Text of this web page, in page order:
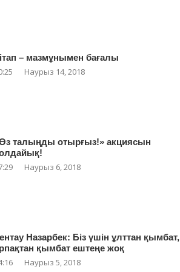
– мазмұнымен бағалы
Наурыз 14, 2018
талыңды отырғыз!» акциясын
Наурыз 6, 2018
Назарбек: Біз үшін ұлттан қымбат,
қымбат ештеңе жоқ
Наурыз 5, 2018